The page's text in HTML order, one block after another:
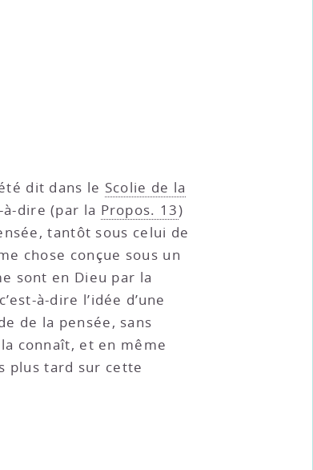
dit dans le Scolie de la
dire (par la Propos. 13)
tantôt sous celui de
chose conçue sous un
sont en Dieu par la
à-dire l’idée d’une
de la pensée, sans
connaît, et en même
plus tard sur cette